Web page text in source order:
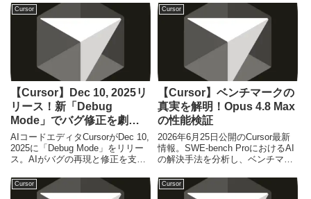
Cursor
【Cursor】Dec 10, 2025リ
リース！新「Debug
Mode」でバグ修正を劇的
に加速
AIコードエディタCursorがDec 10,
2025に「Debug Mode」をリリー
ス。AIがバグの再現と修正を支援
上させます。初心者からエンジニ
アまで必見の最新情報です。
Cursor
【Cursor】ベンチマークの
真実を解明！Opus 4.8 Max
の性能検証
2026年6月25日公開のCursor最新
情報。SWE-bench ProにおけるAI
の解決手法を分析し、ベンチマー
「生成」の真実を解説します。
Cursor Cursor